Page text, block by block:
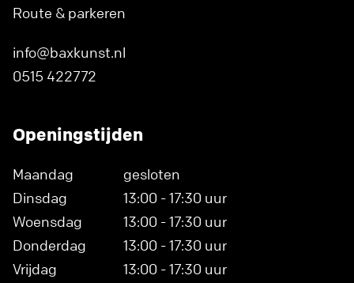
Route & parkeren
info@baxkunst.nl
0515 422772
Openingstijden
Maandag
gesloten
Dinsdag
13:00 - 17:30 uur
Woensdag
13:00 - 17:30 uur
Donderdag
13:00 - 17:30 uur
Vrijdag
13:00 - 17:30 uur